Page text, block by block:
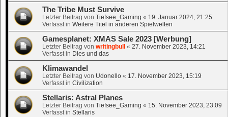
The Tribe Must Survive
Letzter Beitrag von Tiefsee_Gaming « 19. Januar 2024, 21:25
Verfasst in Weitere Titel in anderen Spielwelten
Gamesplanet: XMAS Sale 2023 [Werbung]
Letzter Beitrag von writingbull « 27. November 2023, 14:21
Verfasst in Dies und das
Klimawandel
Letzter Beitrag von Udonello « 17. November 2023, 15:19
Verfasst in Civilization
Stellaris: Astral Planes
Letzter Beitrag von Tiefsee_Gaming « 15. November 2023, 23:09
Verfasst in Stellaris